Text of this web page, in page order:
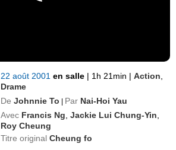
22 août 2001en salle | 1h 21min | Action
Drame
De Johnnie To | Par Nai-Hoi Yau
Avec Francis Ng ,Jackie Lui Chung-Yin
Roy Cheung
Titre originalCheung fo